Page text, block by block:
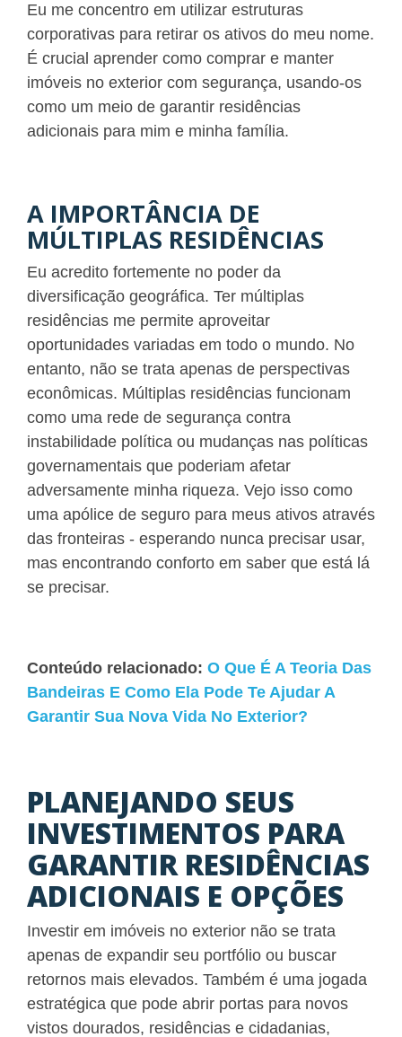
Eu me concentro em utilizar estruturas
corporativas para retirar os ativos do meu nome.
É crucial aprender como comprar e manter
imóveis no exterior com segurança, usando-os
como um meio de garantir residências
adicionais para mim e minha família.
A IMPORTÂNCIA DE
MÚLTIPLAS RESIDÊNCIAS
Eu acredito fortemente no poder da
diversificação geográfica. Ter múltiplas
residências me permite aproveitar
oportunidades variadas em todo o mundo. No
entanto, não se trata apenas de perspectivas
econômicas. Múltiplas residências funcionam
como uma rede de segurança contra
instabilidade política ou mudanças nas políticas
governamentais que poderiam afetar
adversamente minha riqueza. Vejo isso como
uma apólice de seguro para meus ativos através
das fronteiras - esperando nunca precisar usar,
mas encontrando conforto em saber que está lá
se precisar.
Conteúdo relacionado: O Que É A Teoria Das
Bandeiras E Como Ela Pode Te Ajudar A
Garantir Sua Nova Vida No Exterior?
PLANEJANDO SEUS
INVESTIMENTOS PARA
GARANTIR RESIDÊNCIAS
ADICIONAIS E OPÇÕES
Investir em imóveis no exterior não se trata
apenas de expandir seu portfólio ou buscar
retornos mais elevados. Também é uma jogada
estratégica que pode abrir portas para novos
vistos dourados, residências e cidadanias,